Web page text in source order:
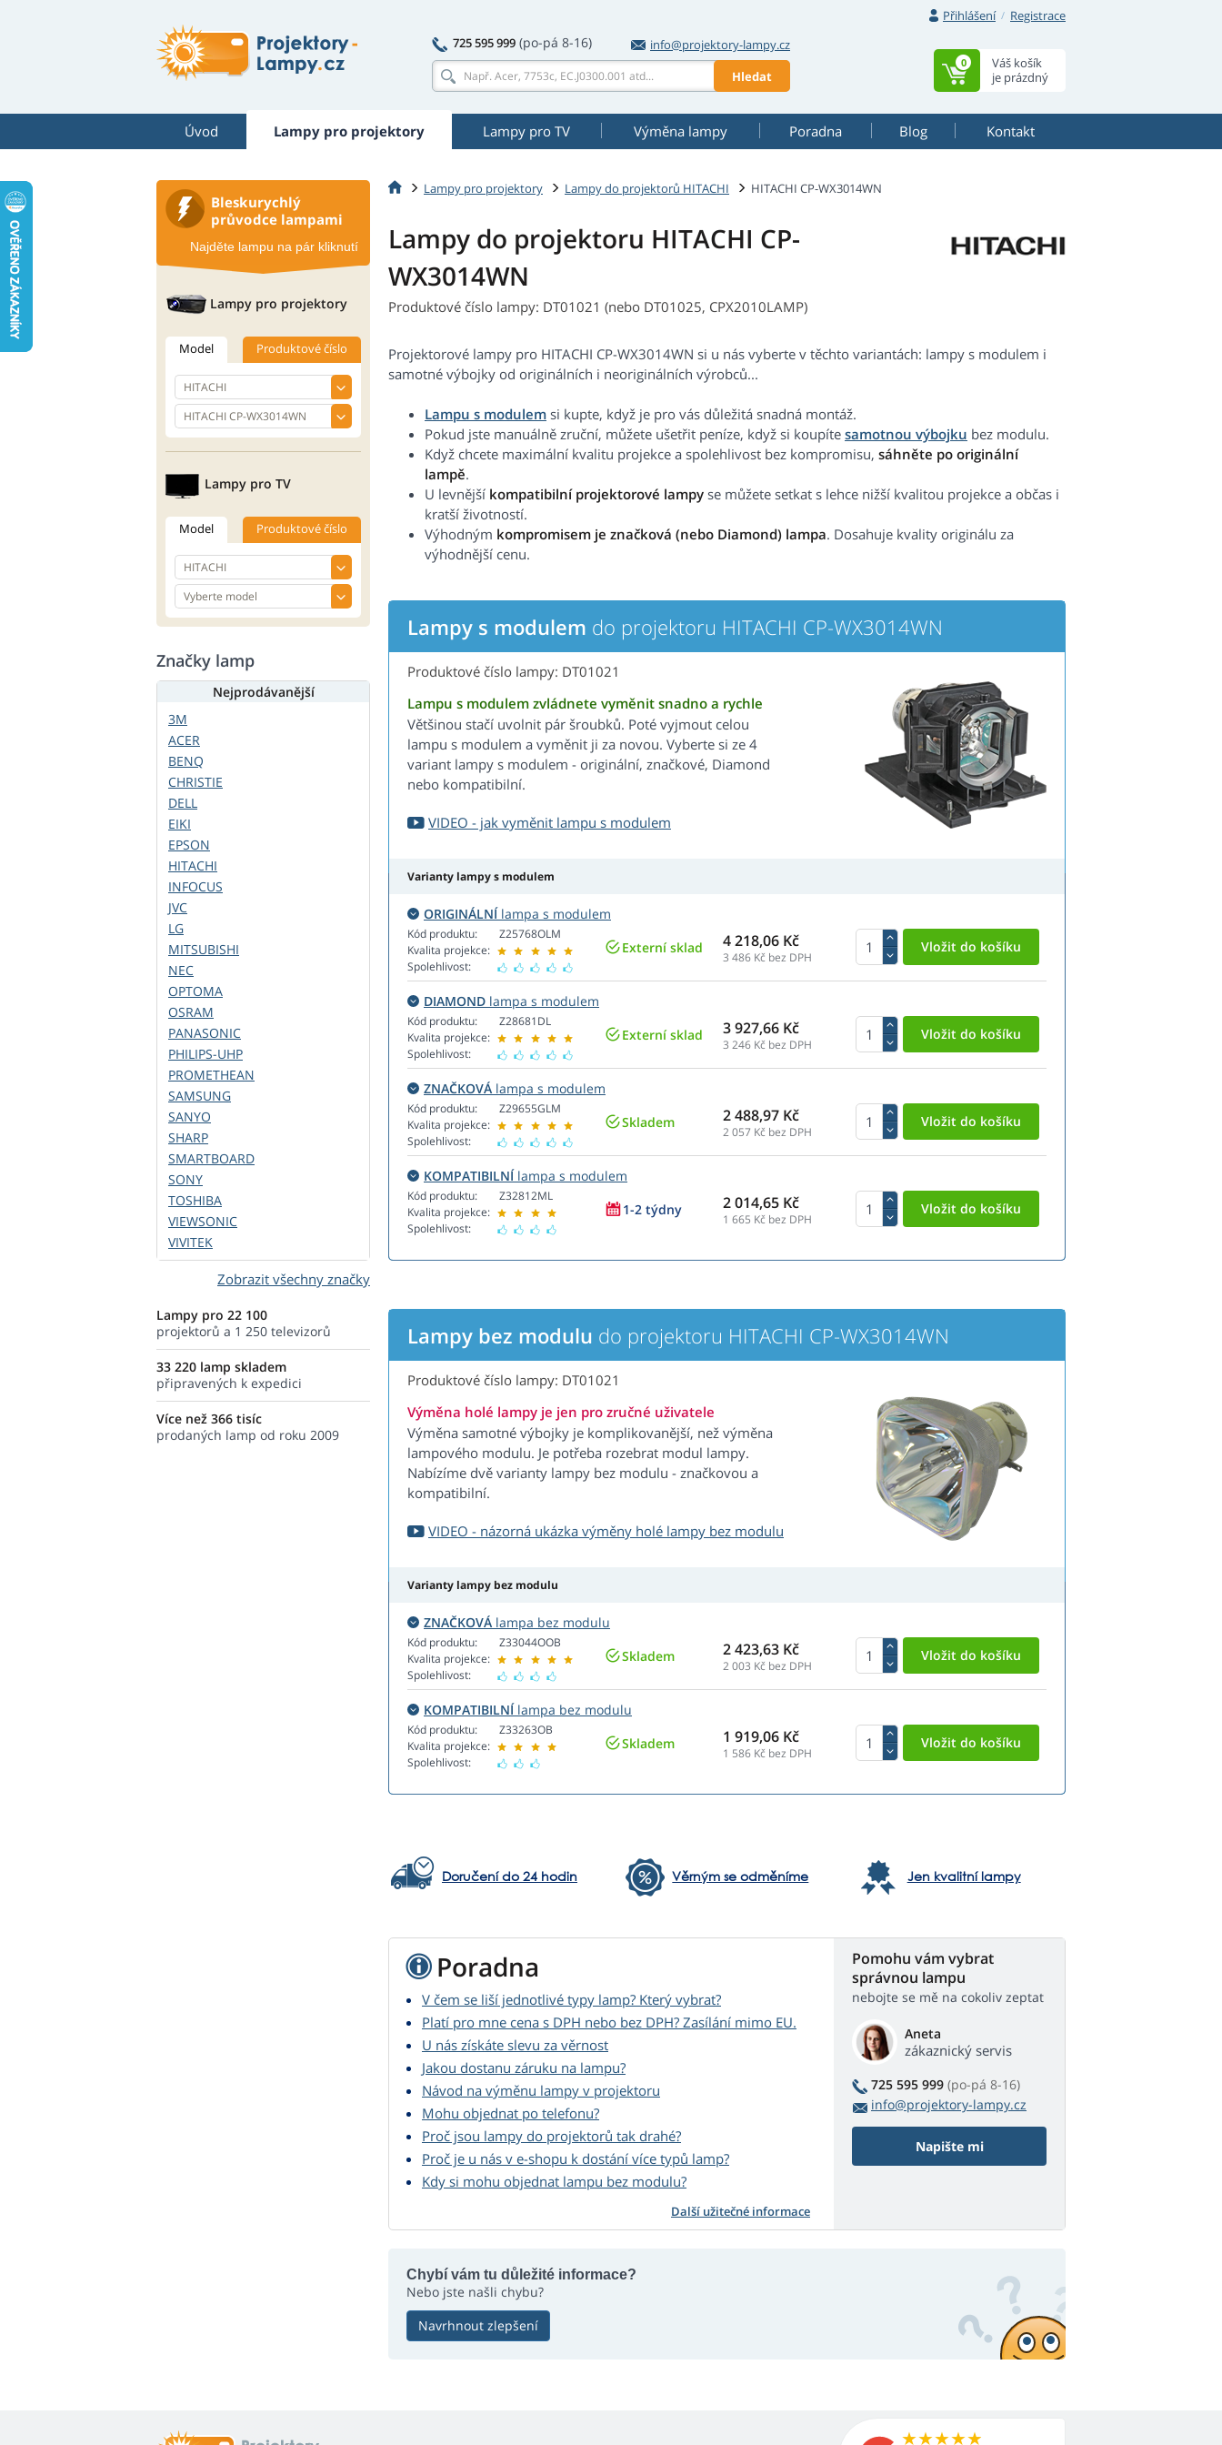
Přihlášení
Registrace
725 595 999 (po-pá 8-16)
info@projektory-lampy.cz
Hledat
Váš košík
je prázdný
0
Úvod Lampy pro projektory Lampy pro TV Výměna lampy Poradna Blog Kontakt
Lampy pro projektory Lampy do projektorů HITACHI HITACHI CP-WX3014WN
Lampy do projektoru HITACHI CP-
WX3014WN
Produktové číslo lampy: DT01021 (nebo DT01025, CPX2010LAMP)
Projektorové lampy pro HITACHI CP-WX3014WN si u nás vyberte v těchto variantách: lampy s modulem i
samotné výbojky od originálních i neoriginálních výrobců...
Lampu s modulem si kupte, když je pro vás důležitá snadná montáž.
Pokud jste manuálně zruční, můžete ušetřit peníze, když si koupíte samotnou výbojku bez modulu.
Když chcete maximální kvalitu projekce a spolehlivost bez kompromisu, sáhněte po originální
lampě.
U levnější kompatibilní projektorové lampy se můžete setkat s lehce nižší kvalitou projekce a občas i
kratší životností.
Výhodným kompromisem je značková (nebo Diamond) lampa. Dosahuje kvality originálu za
výhodnější cenu.
Lampy s modulem do projektoru HITACHI CP-WX3014WN
Produktové číslo lampy: DT01021
Lampu s modulem zvládnete vyměnit snadno a rychle
Většinou stačí uvolnit pár šroubků. Poté vyjmout celou
lampu s modulem a vyměnit ji za novou. Vyberte si ze 4
variant lampy s modulem - originální, značkové, Diamond
nebo kompatibilní.
VIDEO - jak vyměnit lampu s modulem
Varianty lampy s modulem
ORIGINÁLNÍlampa s modulem
Kód produktu:
Kvalita projekce:
Spolehlivost:
Z25768OLM
Externí sklad 4 218,06 Kč
3 486 Kč bez DPH
DIAMOND lampa s modulem
Kód produktu:
Kvalita projekce:
Spolehlivost:
Z28681DL
Externí sklad 3 927,66 Kč
3 246 Kč bez DPH
ZNAČKOVÁ lampa s modulem
Kód produktu:
Kvalita projekce:
Spolehlivost:
Z29655GLM
Skladem 2 488,97 Kč
2 057 Kč bez DPH
KOMPATIBILNÍlampa s modulem
Kód produktu:
Kvalita projekce:
Spolehlivost:
Z32812ML
1-2 týdny 2 014,65 Kč
1 665 Kč bez DPH
Lampy bez modulu do projektoru HITACHI CP-WX3014WN
Produktové číslo lampy: DT01021
Výměna holé lampy je jen pro zručné uživatele
Výměna samotné výbojky je komplikovanější, než výměna
lampového modulu. Je potřeba rozebrat modul lampy.
Nabízíme dvě varianty lampy bez modulu - značkovou a
kompatibilní.
VIDEO - názorná ukázka výměny holé lampy bez modulu
Varianty lampy bez modulu
ZNAČKOVÁ lampa bez modulu
Kód produktu:
Kvalita projekce:
Spolehlivost:
Z33044OOB
Skladem 2 423,63 Kč
2 003 Kč bez DPH
KOMPATIBILNÍlampa bez modulu
Kód produktu:
Kvalita projekce:
Spolehlivost:
Z33263OB
Skladem 1 919,06 Kč
1 586 Kč bez DPH
Doručení do 24 hodin Věrným se odměníme Jen kvalitní lampy
Poradna
V čem se liší jednotlivé typy lamp? Který vybrat?
Platí pro mne cena s DPH nebo bez DPH? Zasílání mimo EU.
U nás získáte slevu za věrnost
Jakou dostanu záruku na lampu?
Návod na výměnu lampy v projektoru
Mohu objednat po telefonu?
Proč jsou lampy do projektorů tak drahé?
Proč je u nás v e-shopu k dostání více typů lamp?
Kdy si mohu objednat lampu bez modulu?
Další užitečné informace
Pomohu vám vybrat
správnou lampu
nebojte se mě na cokoliv zeptat
Aneta
zákaznický servis
725 595 999 (po-pá 8-16)
info@projektory-lampy.cz
Napište mi
Chybí vám tu důležité informace?
Nebo jste našli chybu?
Navrhnout zlepšení
Bleskurychlý
průvodce lampami
Najděte lampu na pár kliknutí
Lampy pro projektory
Model Produktové číslo
Lampy pro TV
Model Produktové číslo
Značky lamp
Nejprodávanější
3M
ACER
BENQ
CHRISTIE
DELL
EIKI
EPSON
HITACHI
INFOCUS
JVC
LG
MITSUBISHI
NEC
OPTOMA
OSRAM
PANASONIC
PHILIPS-UHP
PROMETHEAN
SAMSUNG
SANYO
SHARP
SMARTBOARD
SONY
TOSHIBA
VIEWSONIC
VIVITEK
Zobrazit všechny značky
Lampy pro 22 100
projektorů a 1 250 televizorů
33 220 lamp skladem
připravených k expedici
Více než 366 tisíc
prodaných lamp od roku 2009